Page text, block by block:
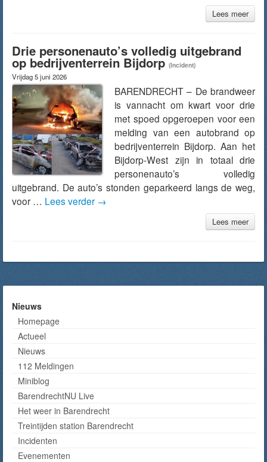
Lees meer
Drie personenauto’s volledig uitgebrand
op bedrijventerrein Bijdorp (Incident)
Vrijdag 5 juni 2026
BARENDRECHT – De brandweer
is vannacht om kwart voor drie
met spoed opgeroepen voor een
melding van een autobrand op
bedrijventerrein Bijdorp. Aan het
Bijdorp-West zijn in totaal drie
personenauto’s volledig
uitgebrand. De auto’s stonden geparkeerd langs de weg,
voor … Lees verder →
Lees meer
Nieuws
Homepage
Actueel
Nieuws
112 Meldingen
Miniblog
BarendrechtNU Live
Het weer in Barendrecht
Treintijden station Barendrecht
Incidenten
Evenementen